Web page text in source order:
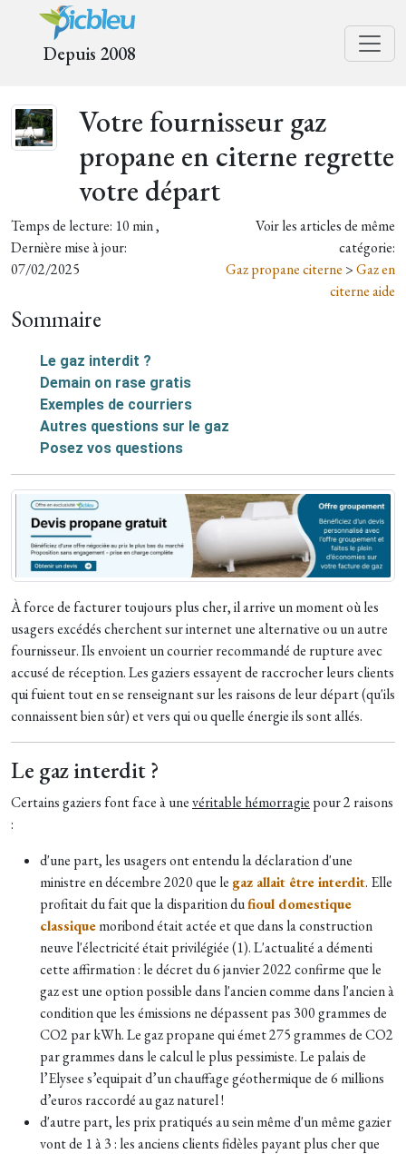
Depuis 2008
Votre fournisseur gaz
propane en citerne regrette
votre départ
Temps de lecture: 10 min ,
Dernière mise à jour:
07/02/2025
Voir les articles de même
catégorie:
Gaz propane citerne >Gaz en
citerne aide
Sommaire
Le gaz interdit ?
Demain on rase gratis
Exemples de courriers
Autres questions sur le gaz
Posez vos questions
À force de facturer toujours plus cher, il arrive un moment où les
usagers excédés cherchent sur internet une alternative ou un autre
fournisseur. Ils envoient un courrier recommandé de rupture avec
accusé de réception. Les gaziers essayent de raccrocher leurs clients
qui fuient tout en se renseignant sur les raisons de leur départ (qu'ils
connaissent bien sûr) et vers qui ou quelle énergie ils sont allés.
Le gaz interdit ?
Certains gaziers font face à unevéritable hémorragie pour 2 raisons
:
d'une part, les usagers ont entendu la déclaration d'une
ministre en décembre 2020 que le gaz allait être interdit. Elle
profitait du fait que la disparition dufioul domestique
classiquemoribond était actée et que dans la construction
neuve l'électricité était privilégiée (1). L'actualité a démenti
cette affirmation : le décret du 6 janvier 2022 confirme que le
gaz est une option possible dans l'ancien comme dans l'ancien à
condition que les émissions ne dépassent pas 300 grammes de
CO2 par kWh. Le gaz propane qui émet 275 grammes de CO2
par grammes dans le calcul le plus pessimiste. Le palais de
l’Elysee s’equipait d’un chauffage géothermique de 6 millions
d’euros raccordé au gaz naturel !
d'autre part, les prix pratiqués au sein même d'un même gazier
vont de 1 à 3 : les anciens clients fidèles payant plus cher que